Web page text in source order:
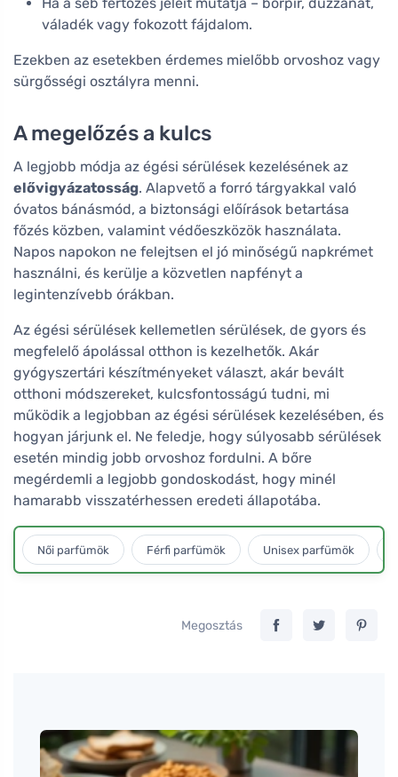
váladék vagy fokozott fájdalom.
Ezekben az esetekben érdemes mielőbb orvoshoz vagy
sürgősségi osztályra menni.
A megelőzés a kulcs
A legjobb módja az égési sérülések kezelésének az
elővigyázatosság. Alapvető a forró tárgyakkal való
óvatos bánásmód, a biztonsági előírások betartása
főzés közben, valamint védőeszközök használata.
Napos napokon ne felejtsen el jó minőségű napkrémet
használni, és kerülje a közvetlen napfényt a
legintenzívebb órákban.
Az égési sérülések kellemetlen sérülések, de gyors és
megfelelő ápolással otthon is kezelhetők. Akár
gyógyszertári készítményeket választ, akár bevált
otthoni módszereket, kulcsfontosságú tudni, mi
működik a legjobban az égési sérülések kezelésében, és
hogyan járjunk el. Ne feledje, hogy súlyosabb sérülések
esetén mindig jobb orvoshoz fordulni. A bőre
megérdemli a legjobb gondoskodást, hogy minél
hamarabb visszatérhessen eredeti állapotába.
Női parfümök Férfi parfümök Unisex parfümök
Megosztás